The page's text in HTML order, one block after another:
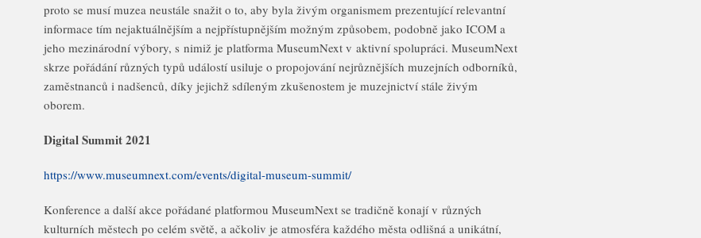
proto se musí muzea neustále snažit o to, aby byla živým organismem prezentující relevantní
informace tím nejaktuálnějším a nejpřístupnějším možným způsobem, podobně jako ICOM a
jeho mezinárodní výbory, s nimiž je platforma MuseumNext v aktivní spolupráci. MuseumNext
skrze pořádání různých typů událostí usiluje o propojování nejrůznějších muzejních odborníků,
zaměstnanců i nadšenců, díky jejichž sdíleným zkušenostem je muzejnictví stále živým
oborem.
Digital Summit 2021
https://www.museumnext.com/events/digital-museum-summit/
Konference a další akce pořádané platformou MuseumNext se tradičně konají v různých
kulturních městech po celém světě, a ačkoliv je atmosféra každého města odlišná a unikátní,